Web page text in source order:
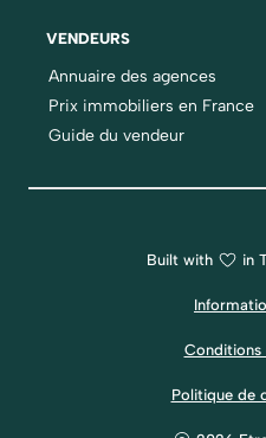
VENDEURS
Annuaire des agences
Prix immobiliers en France
Guide du vendeur
Built with in
Conditions
Politique de